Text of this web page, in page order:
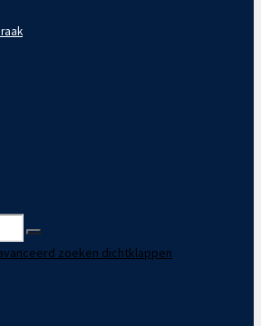
zoeken dichtklappen